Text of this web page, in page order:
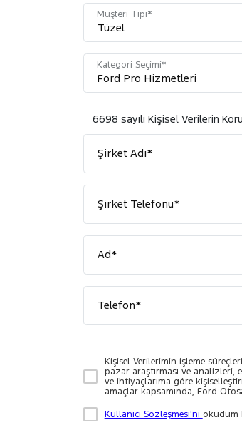
Müşteri Tipi*
Kategori Seçimi*
6698 sayılı Kişisel Verilerin
Şirket Adı*
Şirket Telefonu*
Ad*
Telefon*
Kişisel Verilerimin işleme
pazar araştırması ve analizleri,
ve ihtiyaçlarıma göre
amaçlar kapsamında, Ford
Kullanıcı Sözleşmesi'ni okudum